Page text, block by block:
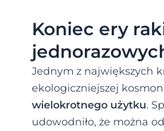
Koniec ery
Jednym z największych
ekologiczniejszej
wielokrotnego użytku.
udowodniło, że można